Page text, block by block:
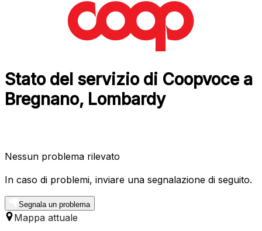
Stato del servizio di Coopvoce a
Bregnano, Lombardy
Nessun problema rilevato
In caso di problemi, inviare una segnalazione di seguito.
Segnala un problema
Mappa attuale